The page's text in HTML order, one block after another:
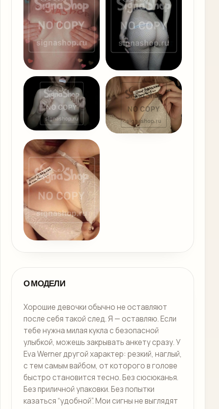
О МОДЕЛИ
Хорошие девочки обычно не оставляют
после себя такой след. Я — оставляю. Если
тебе нужна милая кукла с безопасной
улыбкой, можешь закрывать анкету сразу. У
Eva Werner другой характер: резкий, наглый,
с тем самым вайбом, от которого в голове
быстро становится тесно. Без сюсюканья.
Без приличной упаковки. Без попытки
казаться “удобной”. Мои сигны не выглядят